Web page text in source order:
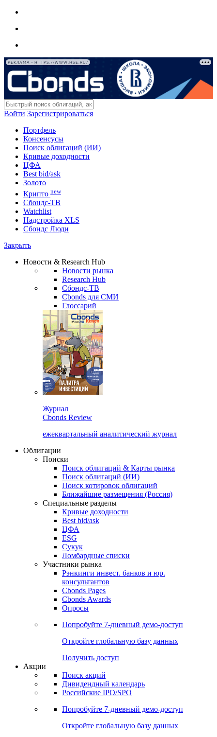
РЕКЛАМА • HTTPS://WWW.HSE.RU/
Войти Зарегистрироваться
Портфель
Консенсусы
Поиск облигаций (ИИ)
Кривые доходности
ЦФА
Best bid/ask
Золото
Крипто new
Сбондс-ТВ
Watchlist
Надстройка XLS
Сбондс Люди
Закрыть
Новости & Research Hub
Новости рынка
Research Hub
Сбондс-ТВ
Cbonds для СМИ
Глоссарий
Журнал
Cbonds Review
ежеквартальный аналитический журнал
Облигации
Поиски
Поиск облигаций & Карты рынка
Поиск облигаций (ИИ)
Поиск котировок облигаций
Ближайшие размещения (Россия)
Специальные разделы
Кривые доходности
Best bid/ask
ЦФА
ESG
Сукук
Ломбардные списки
Участники рынка
Рэнкинги инвест. банков и юр.
консультантов
Cbonds Pages
Cbonds Awards
Опросы
Попробуйте 7-дневный демо-доступ
Откройте глобальную базу данных
Получить доступ
Акции
Поиск акций
Дивидендный календарь
Российские IPO/SPO
Попробуйте 7-дневный демо-доступ
Откройте глобальную базу данных